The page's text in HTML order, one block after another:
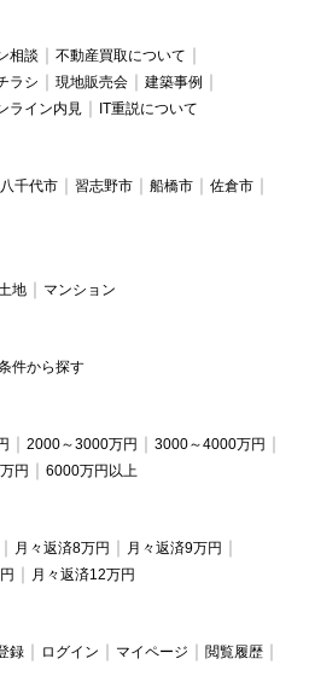
相談
不動産買取について
ラシ 現地販売会
建築事例
ライン内見 IT重説について
八千代市 習志野市 船橋市
佐倉市
地 マンション
件から探す
2000～3000万円
3000～4000万円
円 6000万円以上
月々返済8万円
月々返済9万円
月々返済12万円
録 ログイン マイページ
閲覧履歴